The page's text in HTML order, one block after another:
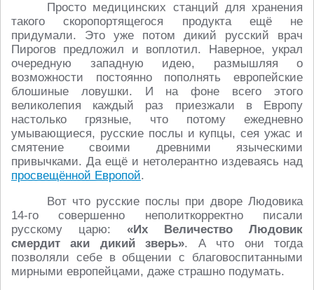
Просто медицинских станций для хранения
такого скоропортящегося продукта ещё не
придумали. Это уже потом дикий русский врач
Пирогов предложил и воплотил. Наверное, украл
очередную западную идею, размышляя о
возможности постоянно пополнять европейские
блошиные ловушки. И на фоне всего этого
великолепия каждый раз приезжали в Европу
настолько грязные, что потому ежедневно
умывающиеся, русские послы и купцы, сея ужас и
смятение своими древними языческими
привычками. Да ещё и нетолерантно издеваясь над
просвещённой Европой.
Вот что русские послы при дворе Людовика
14-го совершенно неполиткорректно писали
русскому царю: «Их Величество Людовик
смердит аки дикий зверь». А что они тогда
позволяли себе в общении с благовоспитанными
мирными европейцами, даже страшно подумать.